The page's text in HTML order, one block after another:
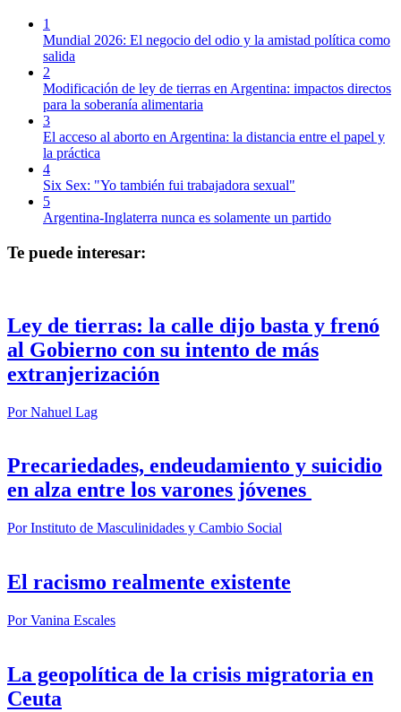
1
Mundial 2026: El negocio del odio y la amistad política como
salida
2
Modificación de ley de tierras en Argentina: impactos directos
para la soberanía alimentaria
3
El acceso al aborto en Argentina: la distancia entre el papel y
la práctica
4
Six Sex: "Yo también fui trabajadora sexual"
5
Argentina-Inglaterra nunca es solamente un partido
Te puede interesar:
Ley de tierras: la calle dijo basta y frenó
al Gobierno con su intento de más
extranjerización
PorNahuel Lag
Precariedades, endeudamiento y suicidio
en alza entre los varones jóvenes
PorInstituto de Masculinidades y Cambio Social
El racismo realmente existente
PorVanina Escales
La geopolítica de la crisis migratoria en
Ceuta